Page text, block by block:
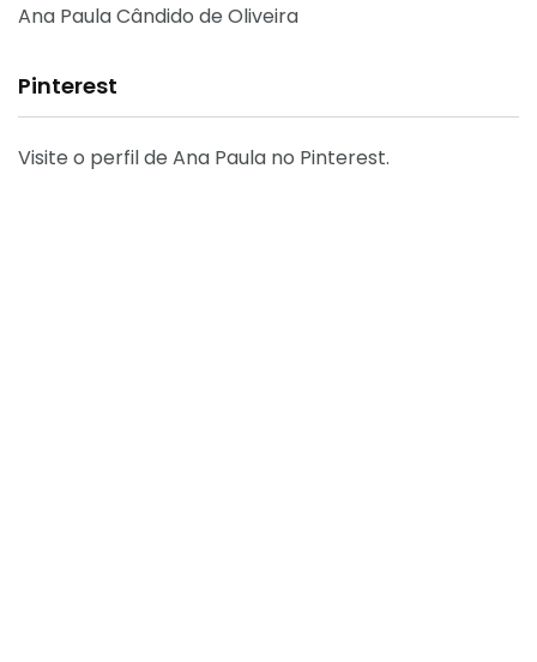
Ana Paula Cândido de Oliveira
Pinterest
Visite o perfil de Ana Paula no Pinterest.